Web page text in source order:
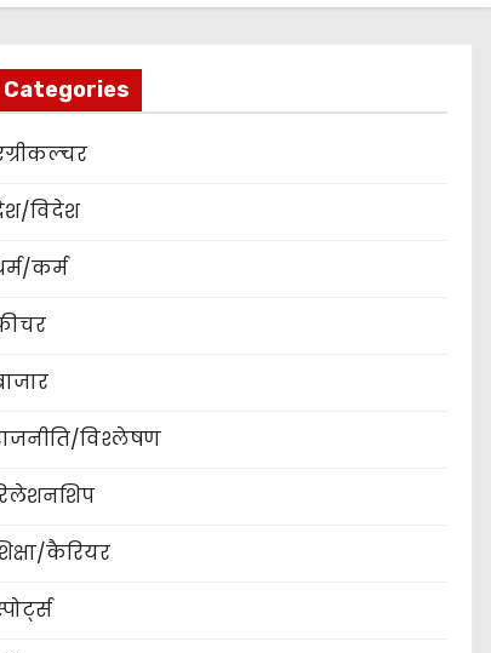
Categories
विदेश
कर्म
विश्लेषण
कैरियर